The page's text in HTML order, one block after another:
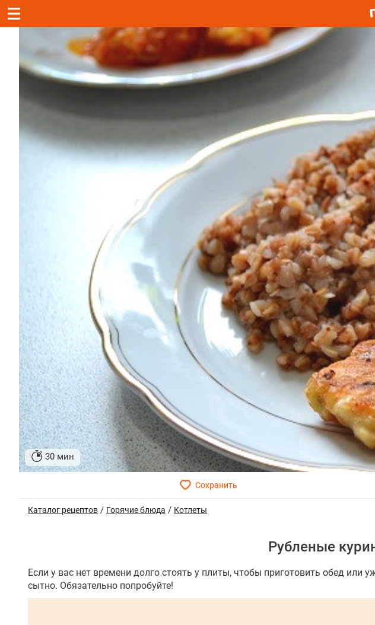
30 мин
Каталог рецептов / Горячие блюда / Котлеты
Рубленые
Если у вас нет времени долго стоять у плиты, чтобы приготовить обед или
сытно. Обязательно попробуйте!